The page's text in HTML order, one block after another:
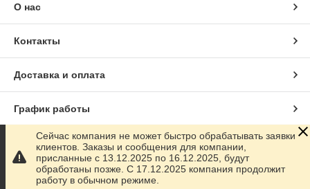
О нас
Контакты
Доставка и оплата
График работы
Полная версия сайта
Сайт создан на маркетплейсе
Сейчас компания не может быстро обрабатывать заявки
клиентов. Заказы и сообщения для компании,
присланные с 13.12.2025 по 16.12.2025, будут
обработаны позже. С 17.12.2025 компания продолжит
работу в обычном режиме.